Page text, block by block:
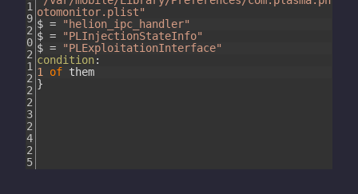
1
9
2
0
2
1
2
2
2
3
2
4
2
5
otomonitor.plist"
$ =
"helion_ipc_handler"
$ =
"PLInjectionStateInfo"
$ =
"PLExploitationInterface"
condition:
1
of them
}